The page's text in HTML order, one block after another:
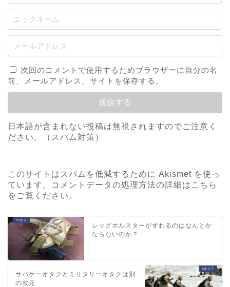
次回のコメントで使用するためブラウザーに自分の名
前、メールアドレス、サイトを保存する。
日本語が含まれない投稿は無視されますのでご注意く
ださい。（スパム対策）
このサイトはスパムを低減するために Akismet を使っ
ています。
コメントデータの処理方法の詳細はこちら
をご覧ください 。
レッグホルスターがずれるのはなんとか
ならないのか？
サバゲーオタクとミリタリーオタクは別
の次元